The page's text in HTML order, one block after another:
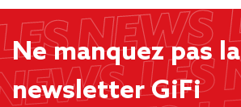
Ne manquez pas la
newsletter GiFi